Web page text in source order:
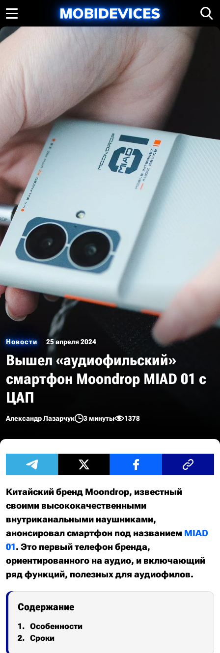
Новости 25 апреля 2024
Вышел «аудиофильский»
смартфон Moondrop MIAD 01 с
ЦАП
Александр Лазарчук 3 минуты 1378
Китайский бренд Moondrop, известный
своими высококачественными
внутриканальными наушниками,
анонсировал смартфон под названием MIAD
01. Это первый телефон бренда,
ориентированного на аудио, и включающий
ряд функций, полезных для аудиофилов.
Содержание
Особенности
Сроки